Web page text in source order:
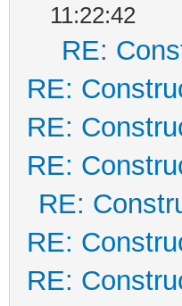
11:22:42
RE:
RE:
RE:
RE:
RE:
RE:
RE: